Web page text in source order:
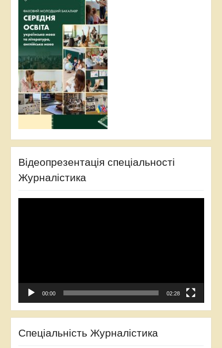
Відеопрезентація спеціальності
Журналістика
00:00 02:28
Спеціальність Журналістика